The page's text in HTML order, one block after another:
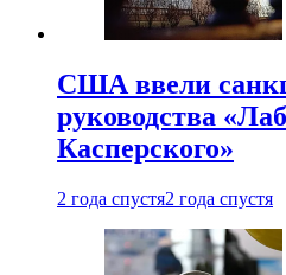
США ввели
руководства
Касперского»
2 года спустя2 года спустя